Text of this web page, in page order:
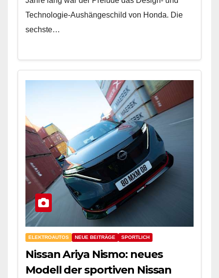
Technologie-Aushängeschild von Honda. Die
sechste…
ELEKTROAUTOS NEUE BEITRÄGE SPORTLICH
Nissan Ariya Nismo: neues
Modell der sportiven Nissan